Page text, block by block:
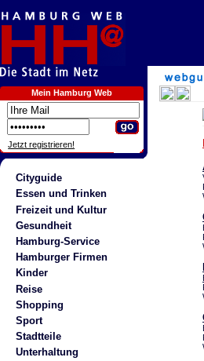
Mein Hamburg Web
Jetzt registrieren!
Cityguide
Essen und Trinken
Freizeit und Kultur
Gesundheit
Hamburg-Service
Hamburger Firmen
Kinder
Reise
Shopping
Sport
Stadtteile
Unterhaltung